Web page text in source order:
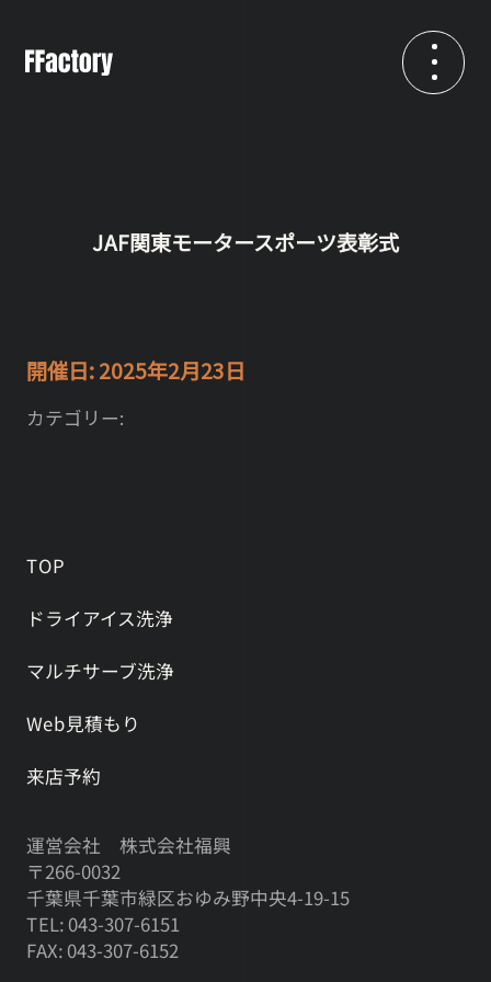
JAF関東モータースポーツ表彰式
開催日: 2025年2月23日
カテゴリー:
TOP
ドライアイス洗浄
マルチサーブ洗浄
Web見積もり
来店予約
運営会社 株式会社福興
〒266-0032
千葉県千葉市緑区おゆみ野中央4-19-15
TEL: 043-307-6151
FAX: 043-307-6152